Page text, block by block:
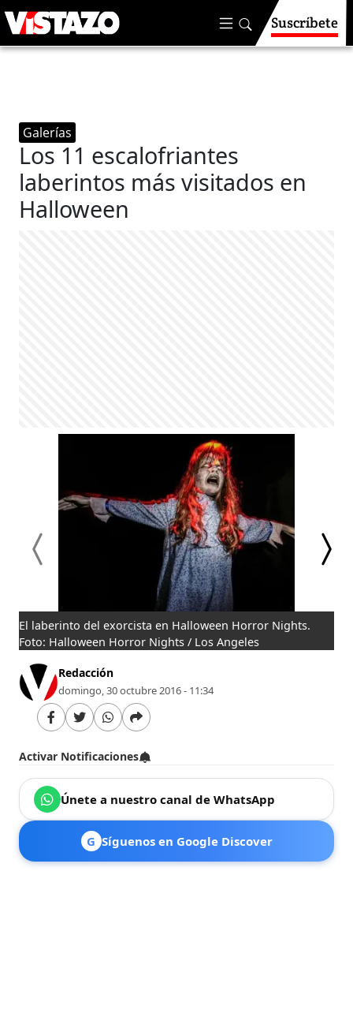
Suscríbete
Galerías
Los 11 escalofriantes
laberintos más visitados en
Halloween
El laberinto del exorcista en Halloween Horror Nights.
Foto: Halloween Horror Nights / Los Angeles
Redacción
domingo, 30 octubre 2016 - 11:34
Activar Notificaciones
Únete a nuestro canal de WhatsApp
G Síguenos en Google Discover